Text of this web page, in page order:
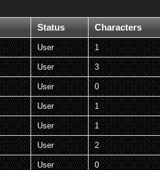
Status Characters
User 1
User 3
User 0
User 1
User 1
User 2
User 0